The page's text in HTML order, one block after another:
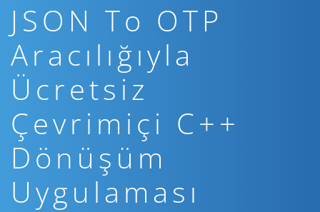
JSON To OTP
Aracılığıyla
Ücretsiz
Çevrimiçi C++
Dönüşüm
Uygulaması